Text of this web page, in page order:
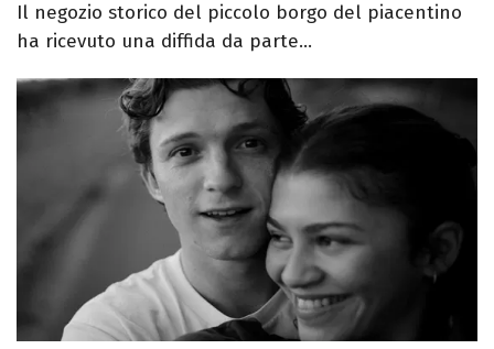
Il negozio storico del piccolo borgo del piacentino
ha ricevuto una diffida da parte...